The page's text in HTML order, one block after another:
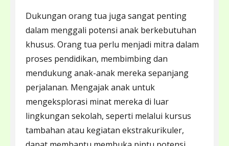
Dukungan orang tua juga sangat penting
dalam menggali potensi anak berkebutuhan
khusus. Orang tua perlu menjadi mitra dalam
proses pendidikan, membimbing dan
mendukung anak-anak mereka sepanjang
perjalanan. Mengajak anak untuk
mengeksplorasi minat mereka di luar
lingkungan sekolah, seperti melalui kursus
tambahan atau kegiatan ekstrakurikuler,